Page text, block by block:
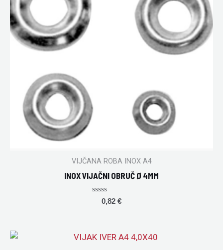
VIJČANA ROBA INOX A4
INOX VIJAČNI OBRUČ Ø 4MM
Rated
0,82 €